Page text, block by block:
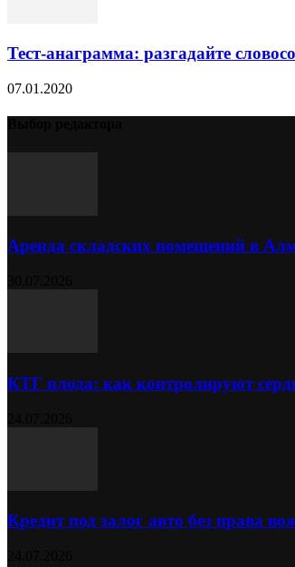
Тест-анаграмма: разгадайте
07.01.2020
Аренда складских помещений в
КТГ плода: как контролируют
Кредит под залог авто без права